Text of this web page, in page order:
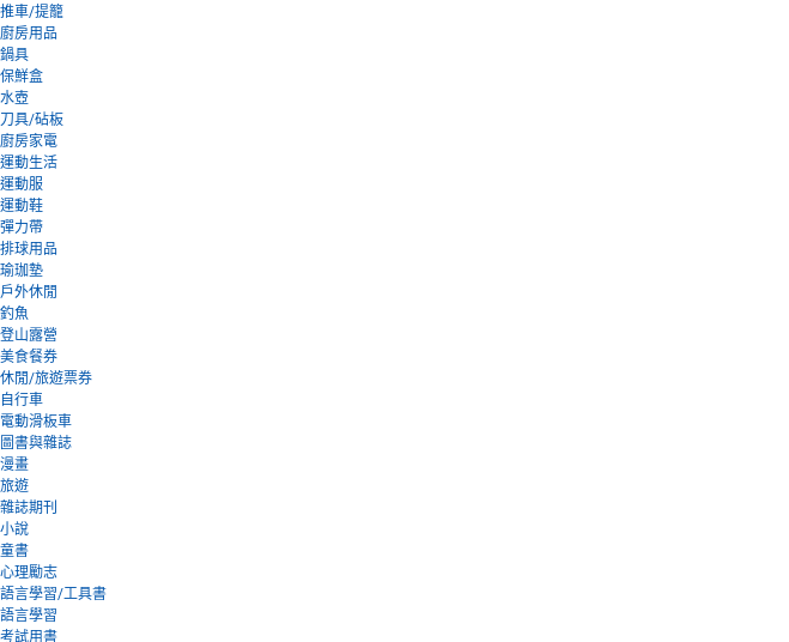
推車/提籠
廚房用品
鍋具
保鮮盒
水壺
刀具/砧板
廚房家電
運動生活
運動服
運動鞋
彈力帶
排球用品
瑜珈墊
戶外休閒
釣魚
登山露營
美食餐券
休閒/旅遊票券
自行車
電動滑板車
圖書與雜誌
漫畫
旅遊
雜誌期刊
小說
童書
心理勵志
語言學習/工具書
語言學習
考試用書